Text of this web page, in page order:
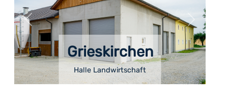
Grieskirchen
Halle Landwirtschaft